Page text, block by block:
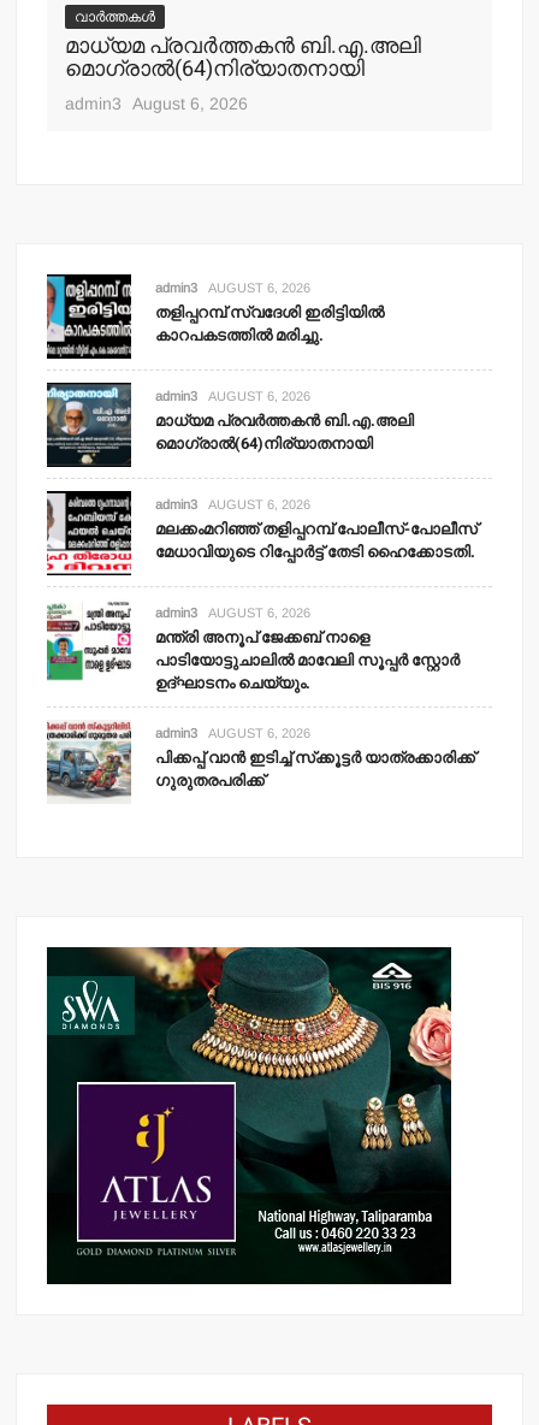
വാർത്തകൾ
മാധ്യമ പ്രവര്‍ത്തകന്‍ ബി.എ.അലി
മൊഗ്രാല്‍(64)നിര്യാതനായി
admin3 August 6, 2026
admin3 AUGUST 6, 2026
തളിപ്പറമ്പ് സ്വദേശി ഇരിട്ടിയില്‍
കാറപകടത്തില്‍ മരിച്ചു.
admin3 AUGUST 6, 2026
മാധ്യമ പ്രവര്‍ത്തകന്‍ ബി.എ.അലി
മൊഗ്രാല്‍(64)നിര്യാതനായി
admin3 AUGUST 6, 2026
മലക്കംമറിഞ്ഞ് തളിപ്പറമ്പ് പോലീസ്-പോലീസ്
മേധാവിയുടെ റിപ്പോര്‍ട്ട് തേടി ഹൈക്കോടതി.
admin3 AUGUST 6, 2026
മന്ത്രി അനൂപ് ജേക്കബ് നാളെ
പാടിയോട്ടുചാലില്‍ മാവേലി സൂപ്പര്‍ സ്റ്റോര്‍
ഉദ്ഘാടനം ചെയ്യും.
admin3 AUGUST 6, 2026
പിക്കപ്പ് വാന്‍ ഇടിച്ച് സ്‌ക്കൂട്ടര്‍ യാത്രക്കാരിക്ക്
ഗുരുതരപരിക്ക്